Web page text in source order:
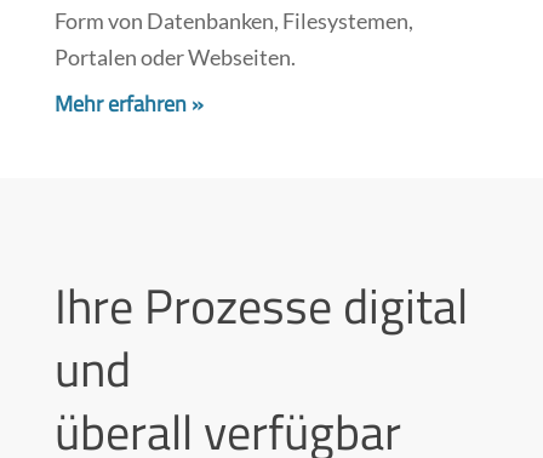
Form von Datenbanken, Filesystemen,
Portalen oder Webseiten.
Mehr erfahren »
Ihre Prozesse digital
und
überall verfügbar